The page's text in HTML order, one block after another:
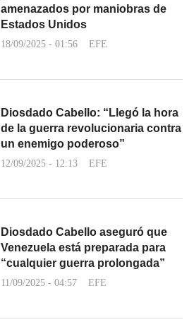
amenazados por maniobras de
Estados Unidos
18/09/2025 - 01:56 EFE
Diosdado Cabello: “Llegó la hora
de la guerra revolucionaria contra
un enemigo poderoso”
12/09/2025 - 12:13 EFE
Diosdado Cabello aseguró que
Venezuela está preparada para
“cualquier guerra prolongada”
11/09/2025 - 04:57 EFE